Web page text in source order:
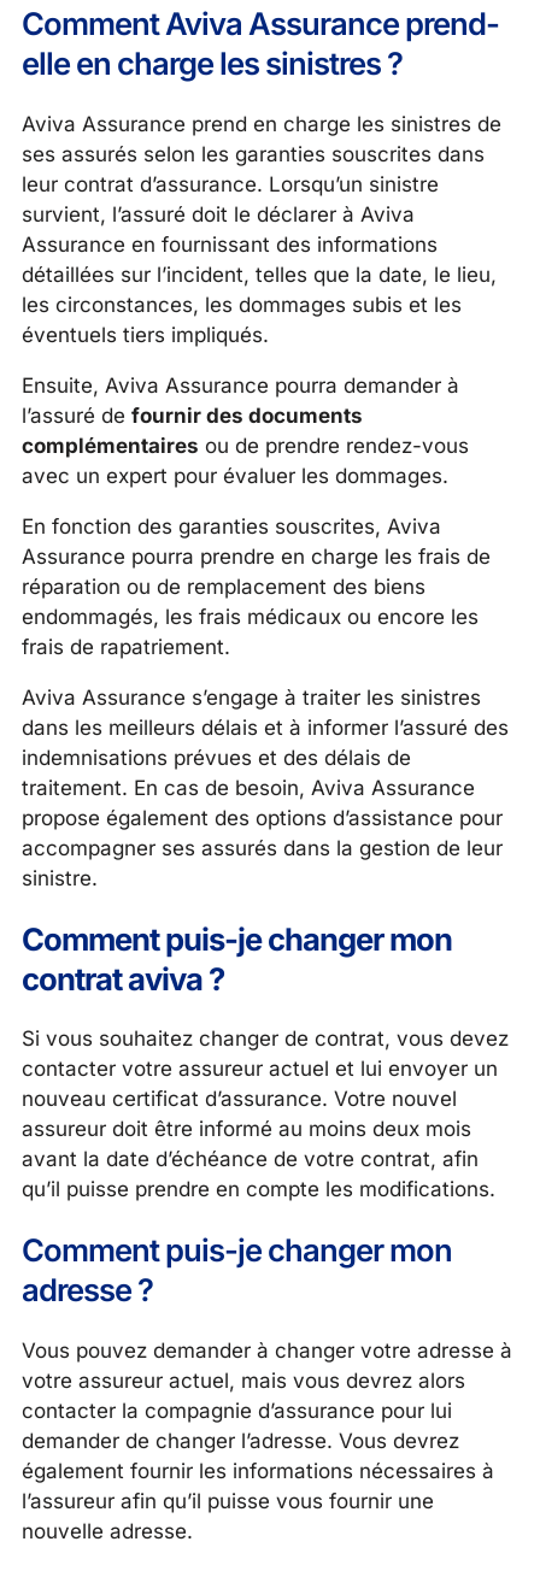
Comment Aviva Assurance prend-
elle en charge les sinistres ?
Aviva Assurance prend en charge les sinistres de
ses assurés selon les garanties souscrites dans
leur contrat d’assurance. Lorsqu’un sinistre
survient, l’assuré doit le déclarer à Aviva
Assurance en fournissant des informations
détaillées sur l’incident, telles que la date, le lieu,
les circonstances, les dommages subis et les
éventuels tiers impliqués.
Ensuite, Aviva Assurance pourra demander à
l’assuré de fournir des documents
complémentaires ou de prendre rendez-vous
avec un expert pour évaluer les dommages.
En fonction des garanties souscrites, Aviva
Assurance pourra prendre en charge les frais de
réparation ou de remplacement des biens
endommagés, les frais médicaux ou encore les
frais de rapatriement.
Aviva Assurance s’engage à traiter les sinistres
dans les meilleurs délais et à informer l’assuré des
indemnisations prévues et des délais de
traitement. En cas de besoin, Aviva Assurance
propose également des options d’assistance pour
accompagner ses assurés dans la gestion de leur
sinistre.
Comment puis-je changer mon
contrat aviva ?
Si vous souhaitez changer de contrat, vous devez
contacter votre assureur actuel et lui envoyer un
nouveau certificat d’assurance. Votre nouvel
assureur doit être informé au moins deux mois
avant la date d’échéance de votre contrat, afin
qu’il puisse prendre en compte les modifications.
Comment puis-je changer mon
adresse ?
Vous pouvez demander à changer votre adresse à
votre assureur actuel, mais vous devrez alors
contacter la compagnie d’assurance pour lui
demander de changer l’adresse. Vous devrez
également fournir les informations nécessaires à
l’assureur afin qu’il puisse vous fournir une
nouvelle adresse.